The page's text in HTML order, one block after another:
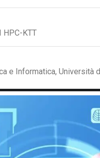
HPC-KTT
e Informatica, Università